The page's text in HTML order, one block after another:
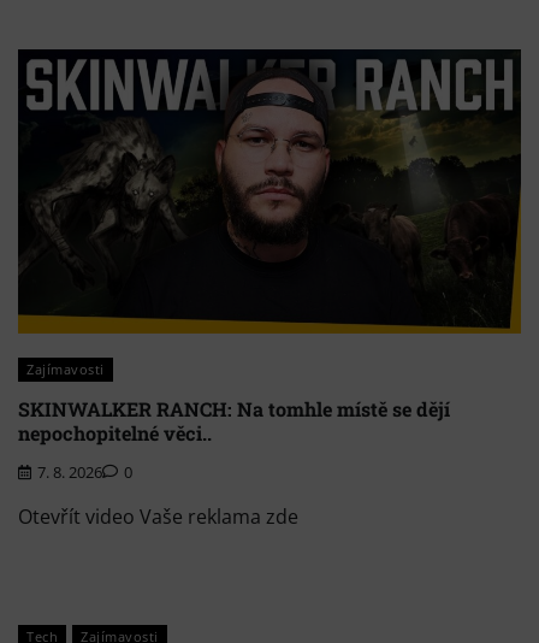
Zajímavosti
SKINWALKER RANCH: Na tomhle místě se dějí
nepochopitelné věci..
7. 8. 2026 0
Otevřít video Vaše reklama zde
Tech Zajímavosti